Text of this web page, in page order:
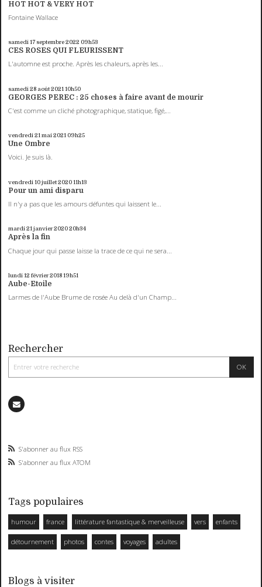
HOT HOT & VERY HOT
Fontaine Wallace
samedi 17 septembre 2022 09h53
CES ROSES QUI FLEURISSENT
L'automne est proche. Après les chaleurs, après les...
samedi 28 août 2021 10h50
GEORGES PEREC : 25 choses à faire avant de mourir
C'est comme un cliché photographique, statique, figé,...
vendredi 21mai 2021 09h25
Une Ombre
Voici. Je suis là.
vendredi 10juillet 202011h13
Pour un ami disparu
Il n'y a pas que les amours défuntes qui laissent le...
mardi 21janvier 202020h34
Après la fin
Chaque jour qui passe laisse la trace de ce qui ne sera...
lundi 12 février 201819h51
Aube-Etoile
Larmes de l'Aube Brume de rosée Au delà d'un Champ...
Rechercher
S'abonner au flux RSS
S'abonner au flux ATOM
Tags populaires
humour france littérature fantastique & merveilleuse vers enfants
détournement photos contes voyages adultes
Blogs à visiter